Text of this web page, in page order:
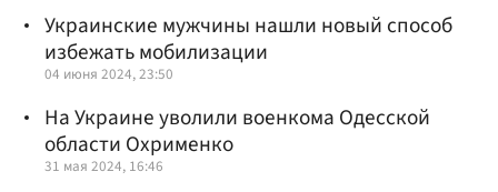
Украинские мужчины нашли новый способ
избежать мобилизации
04 июня 2024, 23:50
На Украине уволили военкома Одесской
области Охрименко
31 мая 2024, 16:46